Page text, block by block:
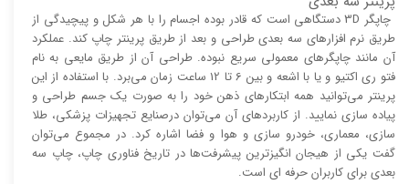
چاپگر 3D دستگاهی است که قادر بوده اجسام را با هر شکل و پیچیدگی از
طریق نرم افزار‌های سه بعدی طراحی و بعد از طریق پرینتر چاپ کند. عملکرد
آن مانند چاپگر‌های معمولی سریع نبوده. طراحی آن از طریق مایعی به نام
فتو ری اکتیو و یا با اشعه و بین 6 تا 12 ساعت زمان می‌برد. با استفاده از این
پرینتر می‌توانید همه ابتکار‌های ذهن خود را به صورت یک جسم طراحی و
پیاده سازی نمایید. از کاربرد‌های آن می‌توان درصنایع تجهیزات پزشکی، طلا
سازی، معماری، خودرو سازی و هوا و فضا اشاره کرد. در مجموع می‌توان
گفت یکی از هیجان انگیز‌‌ترین پیشرفت‌ها در تاریخ فناوری چاپ، چاپ سه
بعدی برای کاربران حرفه ای است.